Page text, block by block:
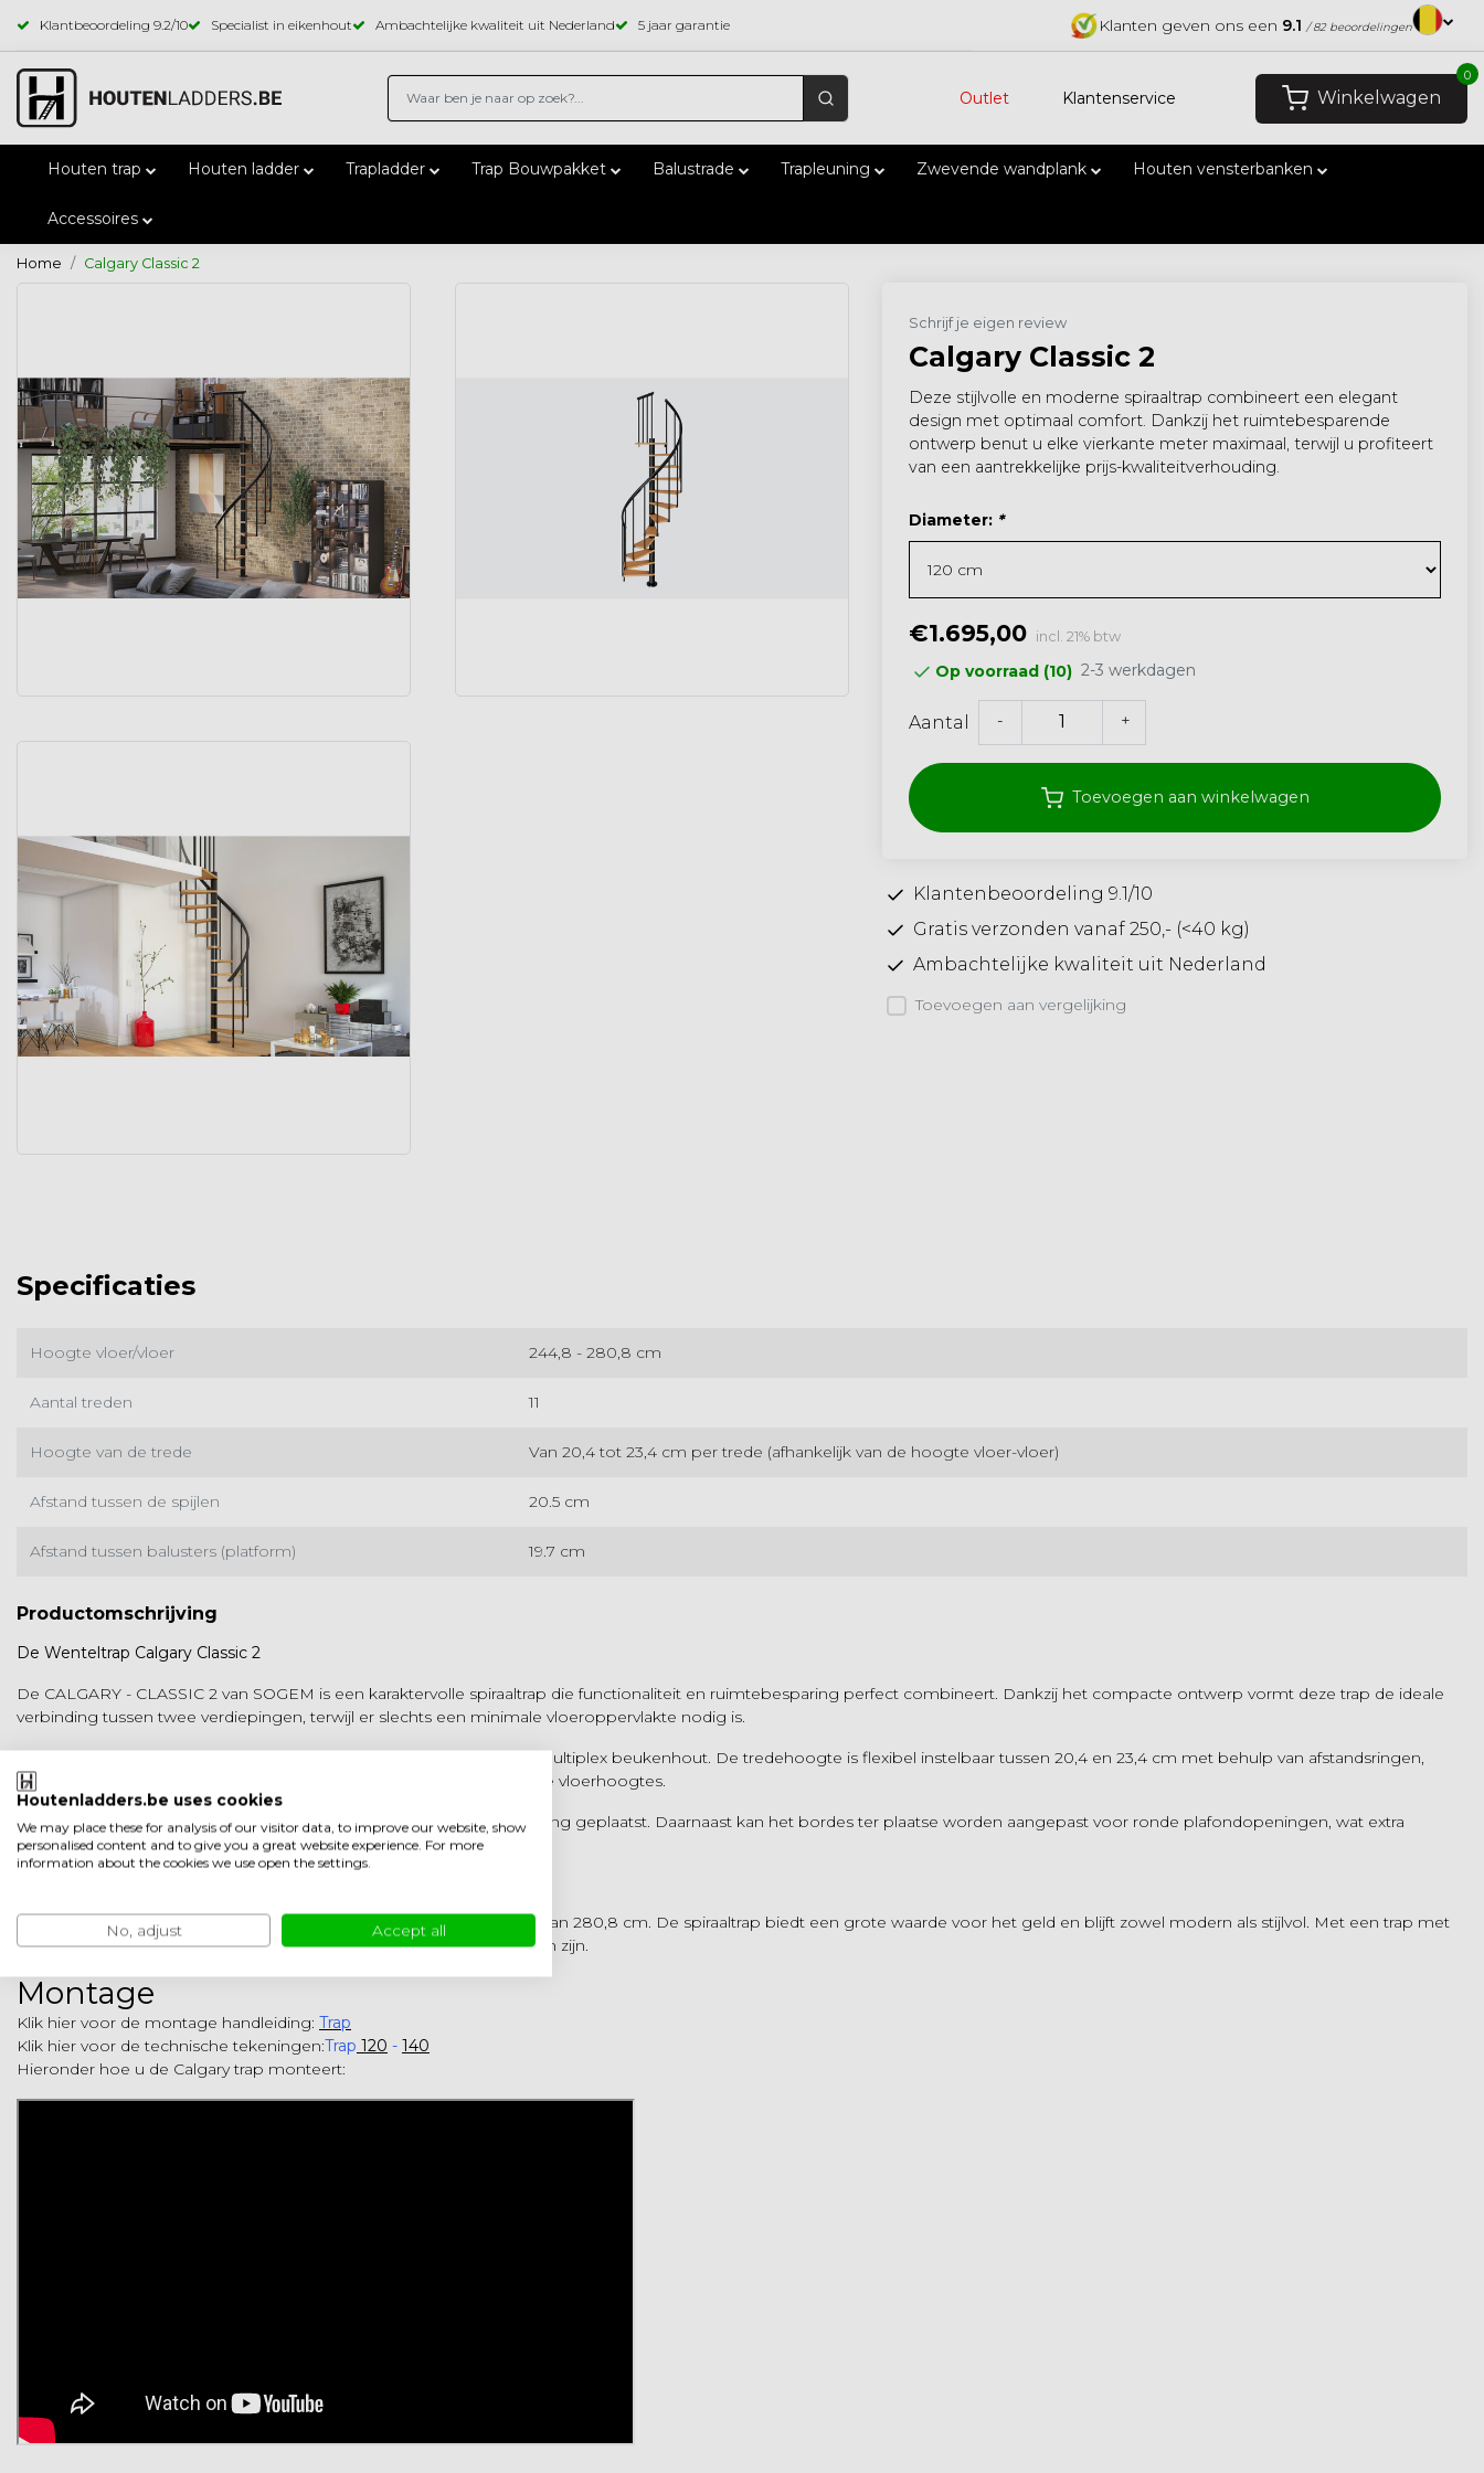
Klantbeoordeling 9.2/10 Specialist in eikenhout Ambachtelijke kwaliteit uit Nederland 5 jaar garantie Klanten geven ons een 9.1 / 82 beoordelingen
Outlet Klantenservice Winkelwagen
0
Houten trap Houten ladder Trapladder Trap Bouwpakket Balustrade Trapleuning Zwevende wandplank Houten vensterbanken
Accessoires
Home Calgary Classic 2
Schrijf je eigen review
Calgary Classic 2
Deze stijlvolle en moderne spiraaltrap combineert een elegant
design met optimaal comfort. Dankzij het ruimtebesparende
ontwerp benut u elke vierkante meter maximaal, terwijl u profiteert
van een aantrekkelijke prijs-kwaliteitverhouding.
Diameter: *
€1.695,00 incl. 21% btw
Op voorraad (10) 2-3 werkdagen
Aantal - +
Toevoegen aan winkelwagen
Klantenbeoordeling 9.1/10
Gratis verzonden vanaf 250,- (<40 kg)
Ambachtelijke kwaliteit uit Nederland
Toevoegen aan vergelijking
Specificaties
Hoogte vloer/vloer 244,8 - 280,8 cm
Aantal treden 11
Hoogte van de trede Van 20,4 tot 23,4 cm per trede (afhankelijk van de hoogte vloer-vloer)
Afstand tussen de spijlen 20.5 cm
Afstand tussen balusters (platform) 19.7 cm
Productomschrijving
De Wenteltrap Calgary Classic 2
De CALGARY - CLASSIC 2 van SOGEM is een karaktervolle spiraaltrap die functionaliteit en ruimtebesparing perfect combineert. Dankzij het compacte ontwerp vormt deze trap de ideale
verbinding tussen twee verdiepingen, terwijl er slechts een minimale vloeroppervlakte nodig is.
De trap wordt compleet geleverd met 11 treden en een bordes van multiplex beukenhout. De tredehoogte is flexibel instelbaar tussen 20,4 en 23,4 cm met behulp van afstandsringen,
waardoor de trap eenvoudig kan worden aangepast aan verschillende vloerhoogtes.
De CALGARY - CLASSIC 2 wordt rechtstreeks tegen de plafondopening geplaatst. Daarnaast kan het bordes ter plaatse worden aangepast voor ronde plafondopeningen, wat extra
flexibiliteit biedt bij de installatie.
Het bereikt een minimale vloerhoogte van 244,8 tot een maximum van 280,8 cm. De spiraaltrap biedt een grote waarde voor het geld en blijft zowel modern als stijlvol. Met een trap met
een diameter van 120 cm - moet de plafondopening minimaal 130 cm zijn.
Montage
Klik hier voor de montage handleiding: Trap
Klik hier voor de technische tekeningen:Trap 120 - 140
Hieronder hoe u de Calgary trap monteert:
Houtenladders.be uses cookies
We may place these for analysis of our visitor data, to improve our website, show
personalised content and to give you a great website experience. For more
information about the cookies we use open the settings.
No, adjust Accept all